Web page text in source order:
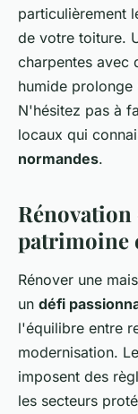
particulièrement
de votre toiture.
charpentes avec
humide
N'hésitez pas à
locaux qui
normandes.
patrimoine
Rénover une
un défi
l'équilibre entre
modernisation.
imposent des
les secteurs